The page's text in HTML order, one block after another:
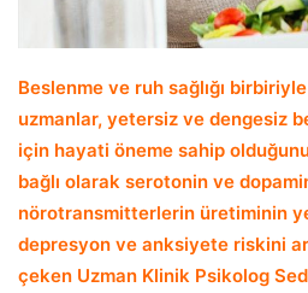
Beslenme ve ruh sağlığı
uzmanlar, yetersiz ve dengesiz
için hayati öneme sahip
bağlı olarak serotonin ve
nörotransmitterlerin üretiminin
depresyon ve anksiyete riskini
çeken Uzman Klinik Psikolog